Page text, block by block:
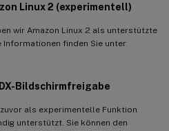
Linux 2 (experimentell)
wir Amazon Linux 2 als unterstützte
Informationen finden Sie unter
Bildschirmfreigabe
als experimentelle Funktion
unterstützt. Sie können den